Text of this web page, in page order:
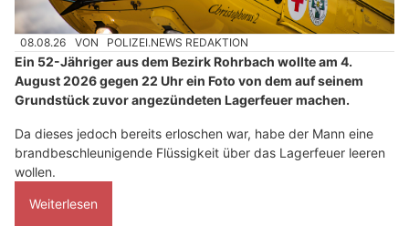
08.08.26 VON POLIZEI.NEWS REDAKTION
Ein 52-Jähriger aus dem Bezirk Rohrbach wollte am 4.
August 2026 gegen 22 Uhr ein Foto von dem auf seinem
Grundstück zuvor angezündeten Lagerfeuer machen.
Da dieses jedoch bereits erloschen war, habe der Mann eine
brandbeschleunigende Flüssigkeit über das Lagerfeuer leeren
wollen.
Weiterlesen